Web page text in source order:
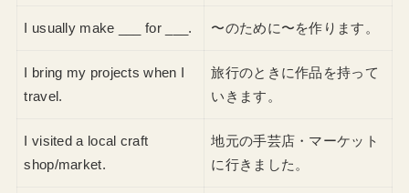
I usually make ___ for ___. 〜のために〜を作ります。
I bring my projects when I
travel.
旅行のときに作品を持って
いきます。
I visited a local craft
shop/market.
地元の手芸店・マーケット
に行きました。